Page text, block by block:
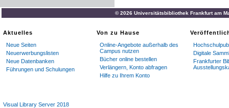
© 2026 Universitätsbibliothek Frankfurt am
Aktuelles
Neue Seiten
Neuerwerbungslisten
Neue Datenbanken
Führungen und Schulungen
Von zu Hause
Online-Angebote außerhalb des
Campus nutzen
Bücher online bestellen
Verlängern, Konto abfragen
Hilfe zu Ihrem Konto
Digitale
Frankfurter
Visual Library Server 2018